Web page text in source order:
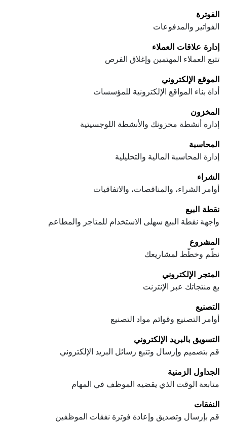
الفوترة
الفواتير والمدفوعات
إدارة علاقات العملاء
تتبع العملاء المهتمين وإغلاق الفرص
الموقع الإلكتروني
أداة بناء المواقع الإلكترونية للمؤسسات
المخزون
إدارة أنشطة مخزونك والأنشطة اللوجسيتية
المحاسبة
إدارة المحاسبة المالية والتحليلية
الشراء
أوامر الشراء، والمناقصات، والاتفاقيات
نقطة البيع
واجهة نقطة البيع سهلى الاستخدام للمتاجر والمطاعم
المشروع
نظّم وخطّط لمشاريعك
المتجر الإلكتروني
بع منتجاتك عبر الإنترنت
التصنيع
أوامر التصنيع وقوائم مواد التصنيع
التسويق بالبريد الإلكتروني
قم بتصميم وإرسال وتتبع رسائل البريد الإلكتروني
الجداول الزمنية
متابعة الوقت الذي يقضيه الموظف في المهام
النفقات
قم بإرسال وتصديق وإعادة فوترة نفقات الموظفين